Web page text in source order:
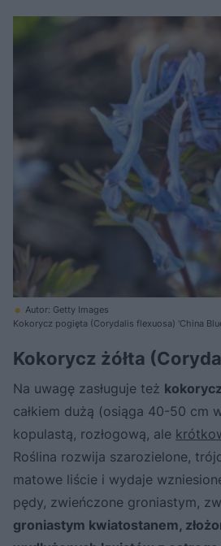
Autor: Getty Images
Kokorycz pogięta (Corydalis flexuosa) 'China
Kokorycz żółta
Na uwagę zasługuje też
całkiem dużą (osiąga 40-50 cm
kopulastą, rozłogową, ale
Roślina rozwija szarozielone,
matowe liście i wydaje
pędy, zwieńczone groniastym,
groniastym kwiatostanem,